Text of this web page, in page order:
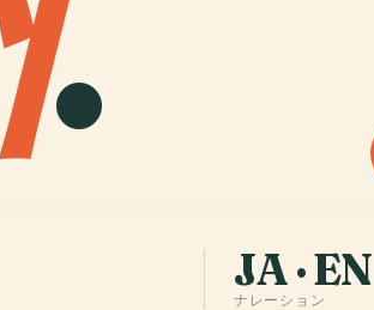
JA · EN
ナレーション